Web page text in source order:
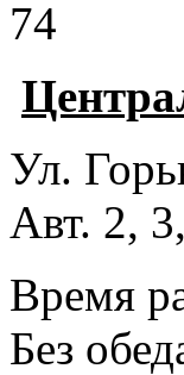
74
Ул.
Авт. 2,
Время
Без